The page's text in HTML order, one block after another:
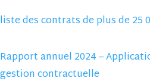
liste des contrats de plus de 25
Rapport annuel 2024 –
gestion contractuelle